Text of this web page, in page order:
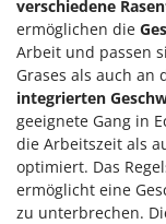
verschiedene
ermöglichen die
Arbeit und passen
Grases als auch an
integrierten
geeignete Gang in
die Arbeitszeit als
optimiert. Das
ermöglicht eine
zu unterbrechen.